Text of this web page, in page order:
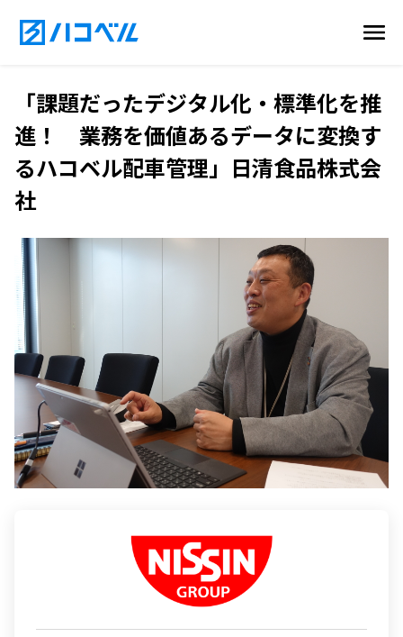
「課題だったデジタル化・標準化を推
進！ 業務を価値あるデータに変換す
るハコベル配車管理」日清食品株式会
社